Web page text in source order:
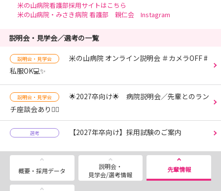
米の山病院看護部採用サイトはこちら
米の山病院・みさき病院 看護部 親仁会 Instagram
説明会・見学会／選考の一覧
説明会・見学会
米の山病院 オンライン説明会 ＃カメラOFF #
私服OK💻✨
説明会・見学会
🌟2027卒向け🌟 病院説明会／先輩とのラン
チ座談会あり💁‍♀️
選考 【2027年卒向け】採用試験のご案内
概要・採用データ
説明会・
見学会/選考情報
先輩情報